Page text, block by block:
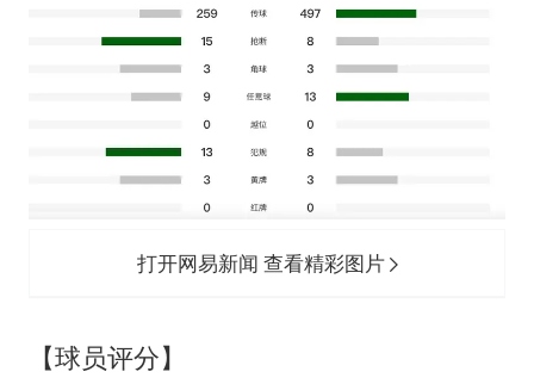
打开网易新闻 查看精彩图片
【球员评分】